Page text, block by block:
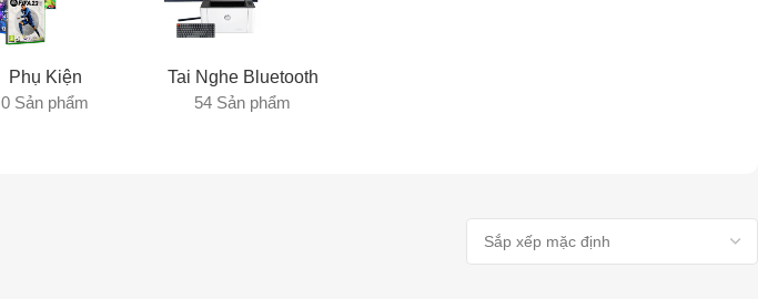
Phụ Kiện
0 Sản phẩm
Tai Nghe Bluetooth
54 Sản phẩm